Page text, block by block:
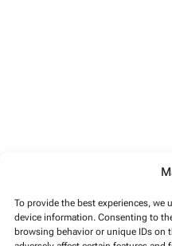
To provide the best experiences, we
device information. Consenting to
browsing behavior or unique IDs